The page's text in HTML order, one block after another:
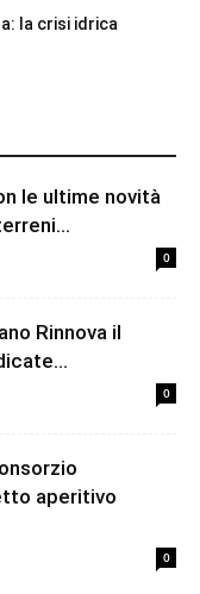
la crisi idrica
le ultime novità
0
Rinnova il
0
aperitivo
0